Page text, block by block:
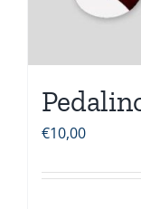
€10,00